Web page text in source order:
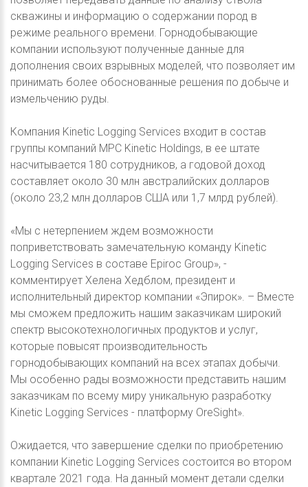
скважины и информацию о содержании пород в
режиме реального времени. Горнодобывающие
компании используют полученные данные для
дополнения своих взрывных моделей, что позволяет им
принимать более обоснованные решения по добыче и
измельчению руды.
Компания Kinetic Logging Services входит в состав
группы компаний MPC Kinetic Holdings, в ее штате
насчитывается 180 сотрудников, а годовой доход
составляет около 30 млн австралийских долларов
(около 23,2 млн долларов США или 1,7 млрд рублей).
«Мы с нетерпением ждем возможности
поприветствовать замечательную команду Kinetic
Logging Services в составе Epiroc Group», -
комментирует Хелена Хедблом, президент и
исполнительный директор компании «Эпирок». – Вместе
мы сможем предложить нашим заказчикам широкий
спектр высокотехнологичных продуктов и услуг,
которые повысят производительность
горнодобывающих компаний на всех этапах добычи.
Мы особенно рады возможности представить нашим
заказчикам по всему миру уникальную разработку
Kinetic Logging Services - платформу OreSight».
Ожидается, что завершение сделки по приобретению
компании Kinetic Logging Services состоится во втором
квартале 2021 года. На данный момент детали сделки